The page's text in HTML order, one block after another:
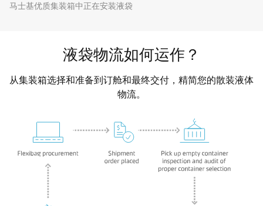
马士基优质集装箱中正在安装液袋
液袋物流如何运作？
从集装箱选择和准备到订舱和最终交付，精简您的散装液体
物流。